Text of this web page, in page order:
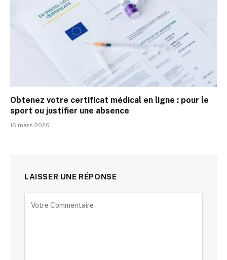
Obtenez votre certificat médical en ligne : pour le
sport ou justifier une absence
16 mars 2026
LAISSER UNE RÉPONSE